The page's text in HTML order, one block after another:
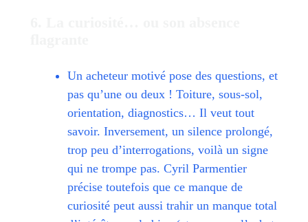
Un acheteur motivé pose des questions, et
pas qu’une ou deux ! Toiture, sous-sol,
orientation, diagnostics… Il veut tout
savoir. Inversement, un silence prolongé,
trop peu d’interrogations, voilà un signe
qui ne trompe pas. Cyril Parmentier
précise toutefois que ce manque de
curiosité peut aussi trahir un manque total